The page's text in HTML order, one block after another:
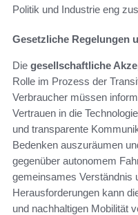
Politik und Industrie eng
Gesetzliche Regelungen
Die gesellschaftliche
Rolle im Prozess der
Verbraucher müssen
Vertrauen in die
und transparente
Bedenken auszuräumen
gegenüber autonomem
gemeinsames Verständnis
Herausforderungen kann
und nachhaltigen Mobilität